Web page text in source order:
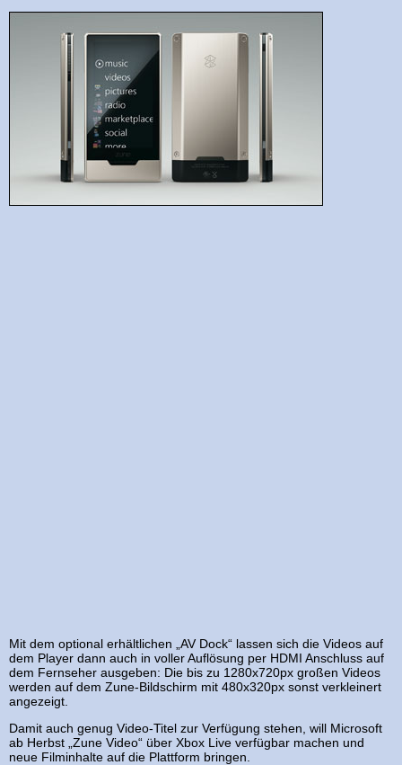
Mit dem optional erhältlichen „AV Dock“ lassen sich die Videos auf
dem Player dann auch in voller Auflösung per HDMI Anschluss auf
dem Fernseher ausgeben: Die bis zu 1280x720px großen Videos
werden auf dem Zune-Bildschirm mit 480x320px sonst verkleinert
angezeigt.
Damit auch genug Video-Titel zur Verfügung stehen, will Microsoft
ab Herbst „Zune Video“ über Xbox Live verfügbar machen und
neue Filminhalte auf die Plattform bringen.